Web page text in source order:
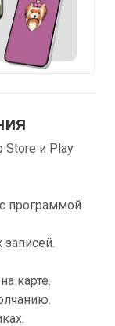
и Play
программой
карте.